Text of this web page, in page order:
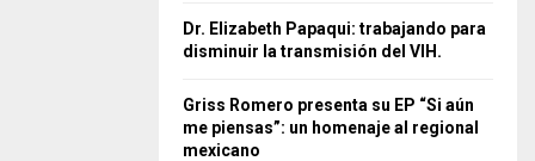
Dr. Elizabeth Papaqui: trabajando para
disminuir la transmisión del VIH.
Griss Romero presenta su EP “Si aún
me piensas”: un homenaje al regional
mexicano